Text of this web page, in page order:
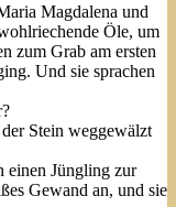
Magdalena und
Öle, um
zum Grab am ersten
Und sie sprachen
Stein weggewälzt
einen Jüngling zur
Gewand an, und sie